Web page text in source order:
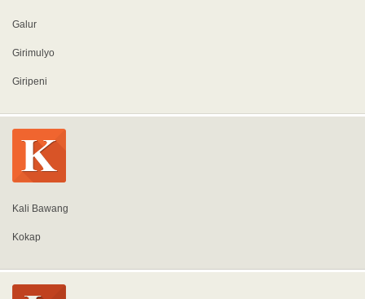
Galur
Girimulyo
Giripeni
Kali Bawang
Kokap